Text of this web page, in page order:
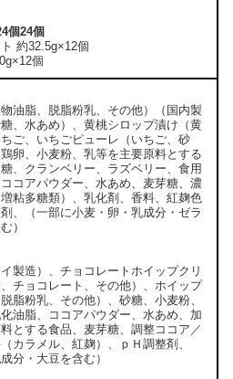
個24個
約32.5g×12個
個
油脂、脱脂粉乳、その他）（国内製
、水あめ）、黄桃シロップ漬け（黄
ご、いちごピューレ（いちご、砂
卵、小麦粉、乳等を主要原料とする
、クランベリー、ラズベリー、食用
コアパウダー、水あめ、麦芽糖、濃
粘多糖類）、乳化剤、香料、紅麹色
、（一部に小麦・卵・乳成分・ゼラ
）
製造）、チョコレートホイップクリ
チョコレート、その他）、ホイップ
脂粉乳、その他）、砂糖、小麦粉、
油脂、ココアパウダー、水あめ、加
とする食品、麦芽糖、調整ココア／
カラメル、紅麹）、ｐＨ調整剤、
分・大豆を含む）